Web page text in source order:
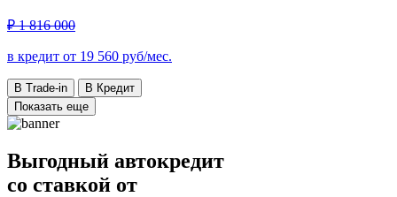
₽ 1 816 000
в кредит от 19 560 руб/мес.
В Trade-in
В Кредит
Показать еще
Выгодный автокредит
со ставкой от